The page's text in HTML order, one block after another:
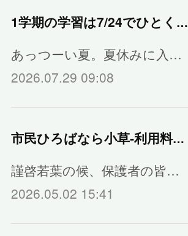
1学期の学習は7/24でひとくぎり
あっつーい夏。夏休みに入…
2026.07.29 09:08
市民ひろばなら小草‐利用料金のご案内
謹啓若葉の候、保護者の皆…
2026.05.02 15:41